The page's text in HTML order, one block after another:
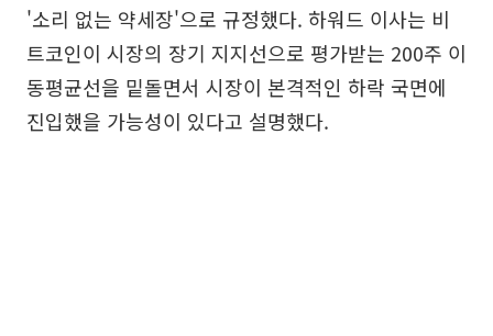
'소리 없는 약세장'으로 규정했다. 하워드 이사는 비
트코인이 시장의 장기 지지선으로 평가받는 200주 이
동평균선을 밑돌면서 시장이 본격적인 하락 국면에
진입했을 가능성이 있다고 설명했다.